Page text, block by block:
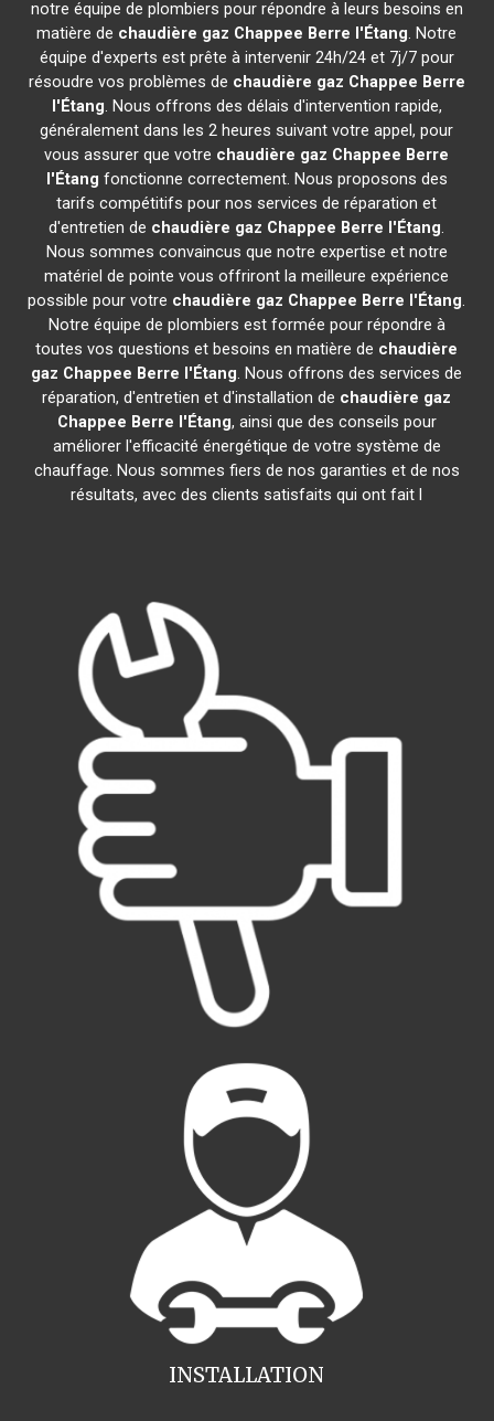
notre équipe de plombiers pour répondre à leurs besoins en
matière de chaudière gaz Chappee Berre l'Étang. Notre
équipe d'experts est prête à intervenir 24h/24 et 7j/7 pour
résoudre vos problèmes de chaudière gaz Chappee Berre
l'Étang. Nous offrons des délais d'intervention rapide,
généralement dans les 2 heures suivant votre appel, pour
vous assurer que votre chaudière gaz Chappee Berre
l'Étang fonctionne correctement. Nous proposons des
tarifs compétitifs pour nos services de réparation et
d'entretien de chaudière gaz Chappee Berre l'Étang.
Nous sommes convaincus que notre expertise et notre
matériel de pointe vous offriront la meilleure expérience
possible pour votre chaudière gaz Chappee Berre l'Étang.
Notre équipe de plombiers est formée pour répondre à
toutes vos questions et besoins en matière de chaudière
gaz Chappee Berre l'Étang. Nous offrons des services de
réparation, d'entretien et d'installation de chaudière gaz
Chappee Berre l'Étang, ainsi que des conseils pour
améliorer l'efficacité énergétique de votre système de
chauffage. Nous sommes fiers de nos garanties et de nos
résultats, avec des clients satisfaits qui ont fait l
INSTALLATION